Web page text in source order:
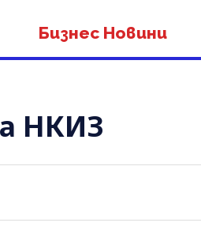
Бизнес Новини
НКИЗ